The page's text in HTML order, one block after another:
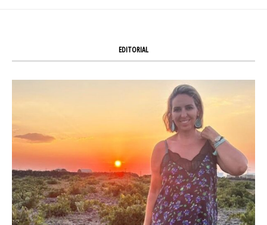
EDITORIAL